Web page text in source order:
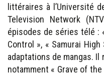
littéraires à l’Université
Television Network
épisodes de séries télé :
Control », « Samurai
adaptations de mangas.
notamment « Grave of